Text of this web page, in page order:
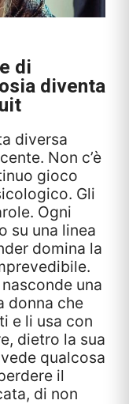
di
diventa
diversa
Non c’è
gioco
Gli
Ogni
su una linea
domina la
una
donna che
e li usa con
dietro la sua
qualcosa
il
di non